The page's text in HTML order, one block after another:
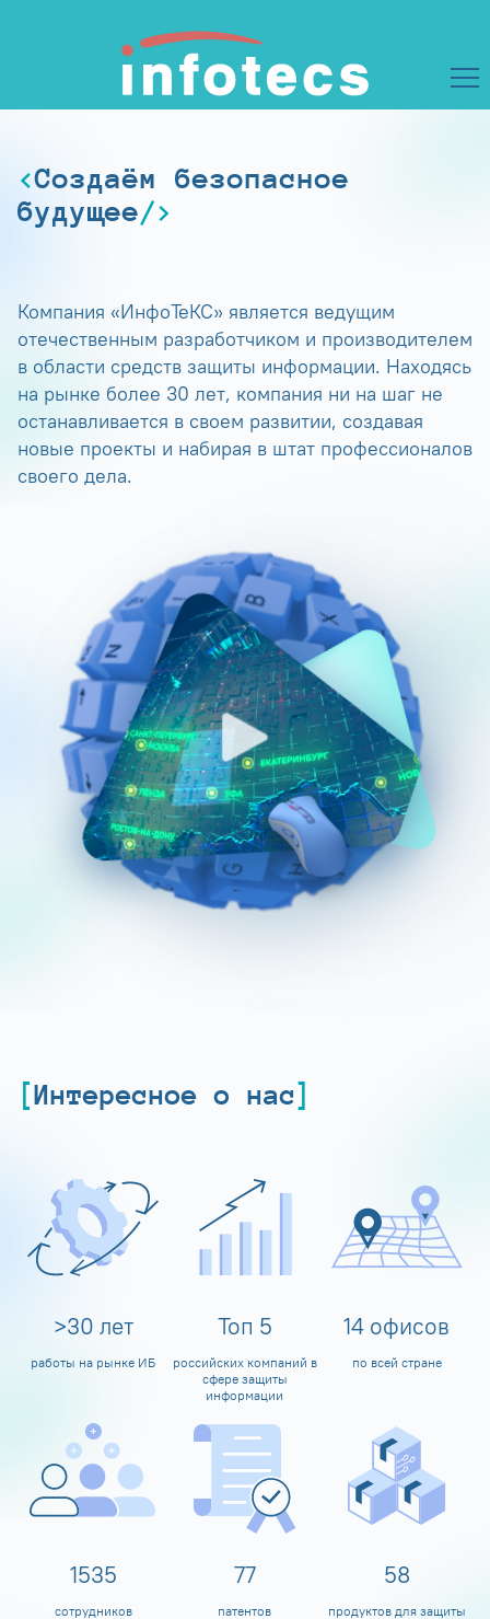
Создаём безопасное
будущее
Компания «ИнфоТеКС» является ведущим
отечественным разработчиком и производителем
в области средств защиты информации. Находясь
на рынке более 30 лет, компания ни на шаг не
останавливается в своем развитии, создавая
новые проекты и набирая в штат профессионалов
своего дела.
Интересное о нас
>30 лет
работы на рынке ИБ
Топ 5
российских компаний в
сфере защиты
информации
14 офисов
по всей стране
1600
сотрудников
80
патентов
60
продуктов для защиты